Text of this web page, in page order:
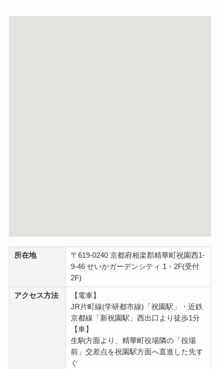
所在地
〒619-0240 京都府相楽郡精華町祝園西1-
9-46 せいかガーデンシティ 1・2F(受付
2F)
アクセス方法
【電車】
JR片町線(学研都市線)「祝園駅」・近鉄
京都線「新祝園駅」西出口より徒歩1分
【車】
生駒方面より、精華町役場隣の「役場
前」交差点を祝園駅方面へ直進した先す
ぐ